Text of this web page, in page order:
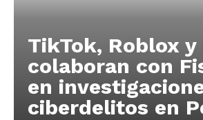
TikTok, Roblox y
colaboran con
en
ciberdelitos en